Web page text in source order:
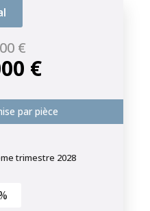
€
€
par pièce
trimestre 2028